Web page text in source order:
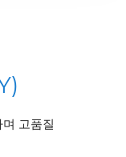
고품질